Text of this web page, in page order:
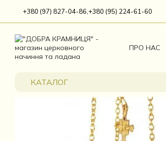
Перейти до основного контенту
+380 (97) 827-04-86, +380 (95) 224-61-60
ПРО НАС
КАТАЛОГ